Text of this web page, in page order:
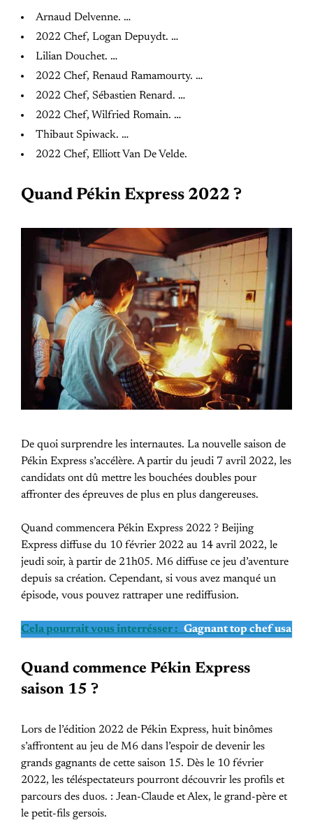
Arnaud Delvenne. …
2022 Chef, Logan Depuydt. …
Lilian Douchet. …
2022 Chef, Renaud Ramamourty. …
2022 Chef, Sébastien Renard. …
2022 Chef, Wilfried Romain. …
Thibaut Spiwack. …
2022 Chef, Elliott Van De Velde.
Quand Pékin Express 2022 ?
De quoi surprendre les internautes. La nouvelle saison de
Pékin Express s’accélère. A partir du jeudi 7 avril 2022, les
candidats ont dû mettre les bouchées doubles pour
affronter des épreuves de plus en plus dangereuses.
Quand commencera Pékin Express 2022 ? Beijing
Express diffuse du 10 février 2022 au 14 avril 2022, le
jeudi soir, à partir de 21h05. M6 diffuse ce jeu d’aventure
depuis sa création. Cependant, si vous avez manqué un
épisode, vous pouvez rattraper une rediffusion.
Cela pourrait vous interrésser : Gagnant top chef usa
Quand commence Pékin Express
saison 15 ?
Lors de l’édition 2022 de Pékin Express, huit binômes
s’affrontent au jeu de M6 dans l’espoir de devenir les
grands gagnants de cette saison 15. Dès le 10 février
2022, les téléspectateurs pourront découvrir les profils et
parcours des duos. : Jean-Claude et Alex, le grand-père et
le petit-fils gersois.